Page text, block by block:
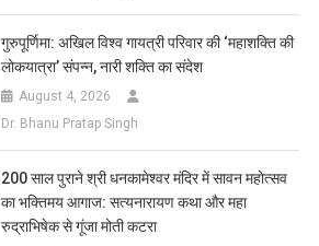
गुरुपूर्णिमा: अखिल विश्व गायत्री परिवार की ‘महाशक्ति की
लोकयात्रा’ संपन्न, नारी शक्ति का संदेश
August 4, 2026
Dr. Bhanu Pratap Singh
200 साल पुराने श्री धनकामेश्वर मंदिर में सावन महोत्सव
का भक्तिमय आगाज: सत्यनारायण कथा और महा
रुद्राभिषेक से गूंजा मोती कटरा